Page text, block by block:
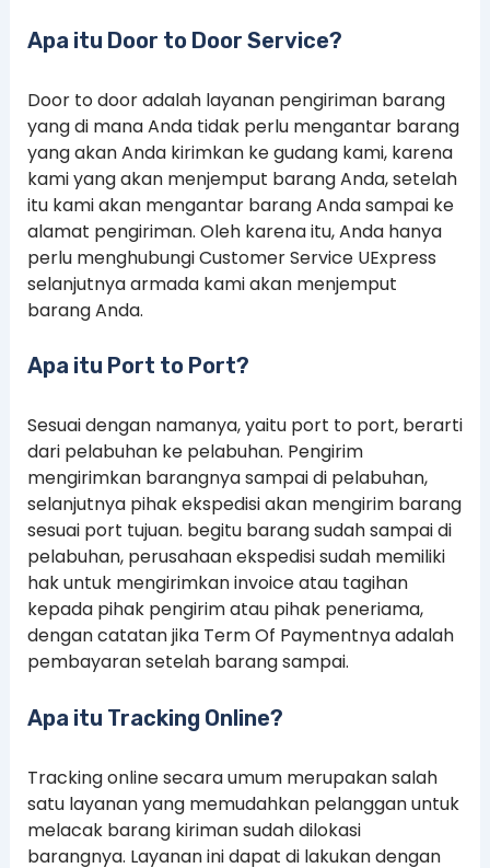
Apa itu Door to Door Service?
Door to door adalah layanan pengiriman barang
yang di mana Anda tidak perlu mengantar barang
yang akan Anda kirimkan ke gudang kami, karena
kami yang akan menjemput barang Anda, setelah
itu kami akan mengantar barang Anda sampai ke
alamat pengiriman. Oleh karena itu, Anda hanya
perlu menghubungi Customer Service UExpress
selanjutnya armada kami akan menjemput
barang Anda.
Apa itu Port to Port?
Sesuai dengan namanya, yaitu port to port, berarti
dari pelabuhan ke pelabuhan. Pengirim
mengirimkan barangnya sampai di pelabuhan,
selanjutnya pihak ekspedisi akan mengirim barang
sesuai port tujuan. begitu barang sudah sampai di
pelabuhan, perusahaan ekspedisi sudah memiliki
hak untuk mengirimkan invoice atau tagihan
kepada pihak pengirim atau pihak peneriama,
dengan catatan jika Term Of Paymentnya adalah
pembayaran setelah barang sampai.
Apa itu Tracking Online?
Tracking online secara umum merupakan salah
satu layanan yang memudahkan pelanggan untuk
melacak barang kiriman sudah dilokasi
barangnya. Layanan ini dapat di lakukan dengan